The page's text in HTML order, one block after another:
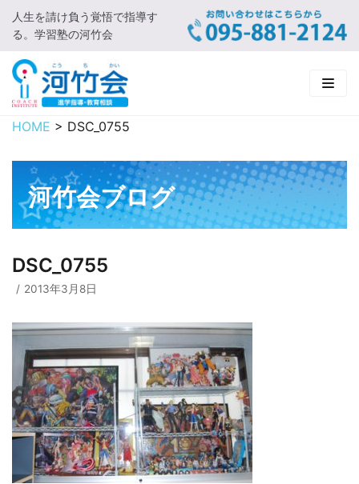
コ
ン
テ
ン
ツ
に
キ
プ
人生を請け負う覚悟で指導す
る。学習塾の河竹会
HOME
新着情報
□ お知らせ
河竹会について
□ 河竹会について
□ よくあるご質問
□ 小学部
□ 高校部
□ 有料体験指導
実 績
□ 2019年合格体験記
HOME > DSC_0755
河竹会ブログ
DSC_0755
2013年3月8日